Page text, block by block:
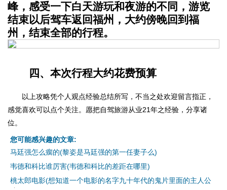
峰，感受一下白天游玩和夜游的不同，游览
结束以后驾车返回福州，大约傍晚回到福
州，结束全部的行程。
四、本次行程大约花费预算
以上攻略凭个人观点经验总结所写，不当之处欢迎留言指正，
感觉喜欢可以点个关注。愿把自驾旅游从业21年之经验，分享诸
位。
您可能感兴趣的文章:
马廷强怎么瘸的(黎姿是马廷强的第一任妻子么)
韦德和科比谁厉害(韦德和科比的差距在哪里)
桃太郎电影(想知道一个电影的名字九十年代的鬼片里面的主人公